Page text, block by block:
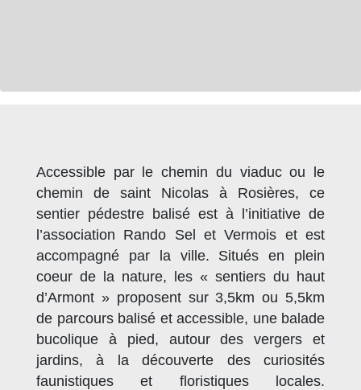
Accessible par le chemin du viaduc ou le
chemin de saint Nicolas à Rosières, ce
sentier pédestre balisé est à l’initiative de
l’association Rando Sel et Vermois et est
accompagné par la ville. Situés en plein
coeur de la nature, les « sentiers du haut
d’Armont » proposent sur 3,5km ou 5,5km
de parcours balisé et accessible, une balade
bucolique à pied, autour des vergers et
jardins, à la découverte des curiosités
faunistiques et floristiques locales.